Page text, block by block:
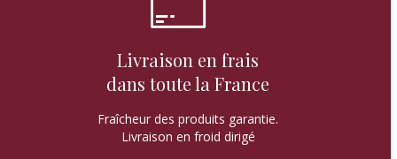
Livraison en frais
dans toute la France
Fraîcheur des produits garantie.
Livraison en froid dirigé